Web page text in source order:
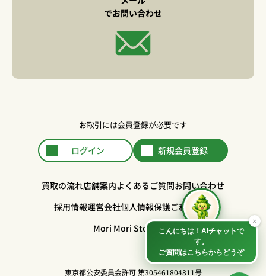
でお問い合わせ
お取引には会員登録が必要です
ログイン 新規会員登録
買取の流れ店舗案内よくあるご質問お問い合わせ
採用情報運営会社個人情報保護ご利用規約
Mori Mori Store公式
東京都公安委員会許可 第305461804811号